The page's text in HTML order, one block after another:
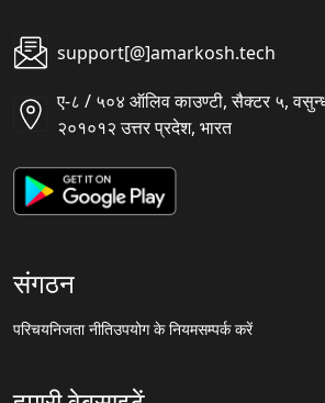
support[@]amarkosh.tech
ए-८ / ५०४ ऑलिव काउण्टी, सैक्टर ५,
२०१०१२ उत्तर प्रदेश, भारत
संगठन
परिचयनिजता नीतिउपयोग के नियमसम्पर्क करें